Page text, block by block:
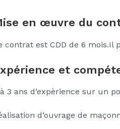
en œuvre du
contrat est CDD de 6 mois.Il
et
3 ans d’expèrience sur un
d’ouvrage de